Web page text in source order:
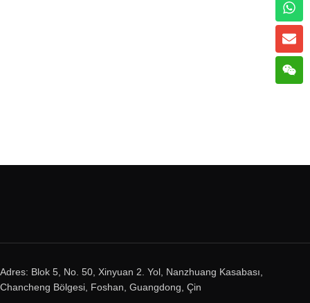
Adres: Blok 5, No. 50, Xinyuan 2. Yol, Nanzhuang Kasabası,
Chancheng Bölgesi, Foshan, Guangdong, Çin